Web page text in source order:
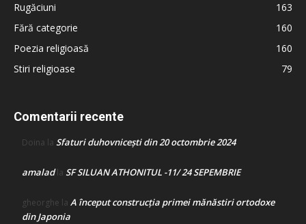
Rugăciuni
163
Fără categorie
160
Poezia religioasă
160
Stiri religioase
79
Comentarii recente
Doina la Sfaturi duhovnicești din 20 octombrie 2024
amaladla SF SILUAN ATHONITUL -11/ 24 SEPEMBRIE
gheorghe la A început construcţia primei mănăstiri ortodoxe
din Japonia